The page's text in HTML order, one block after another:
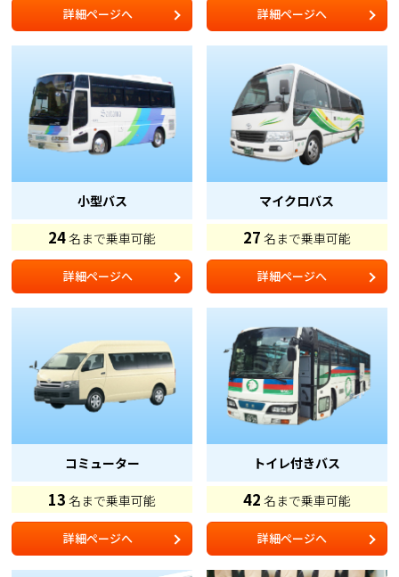
詳細ページへ 詳細ページへ
小型バス
24名まで乗車可能
詳細ページへ
マイクロバス
27 名まで乗車可能
詳細ページへ
コミューター
13 名まで乗車可能
詳細ページへ
トイレ付きバス
42 名まで乗車可能
詳細ページへ